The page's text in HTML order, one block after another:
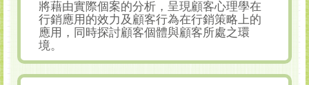
將藉由實際個案的分析，呈現顧客心理學在
行銷應用的效力及顧客行為在行銷策略上的
應用，同時探討顧客個體與顧客所處之環
境。